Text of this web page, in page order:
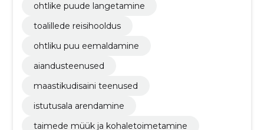
ohtlike puude langetamine
toalillede reisihooldus
ohtliku puu eemaldamine
aiandusteenused
maastikudisaini teenused
istutusala arendamine
taimede müük ja kohaletoimetamine